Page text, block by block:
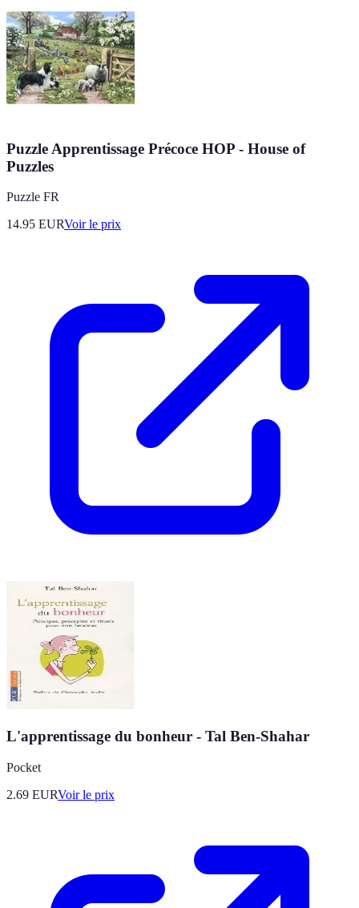
Puzzle Apprentissage Précoce HOP - House of
Puzzles
Puzzle FR
14.95 EURVoir le prix
L'apprentissage du bonheur - Tal Ben-Shahar
Pocket
2.69 EURVoir le prix